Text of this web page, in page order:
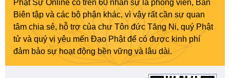
Phật Sự Online có trên 60 nhân sự là phóng viên, Ban
Biên tập và các bộ phận khác, vì vậy rất cần sự quan
tâm chia sẻ, hỗ trợ của chư Tôn đức Tăng Ni, quý Phật
tử và quý vị yêu mến Đạo Phật để có được kinh phí
đảm bảo sự hoạt động bền vững và lâu dài.